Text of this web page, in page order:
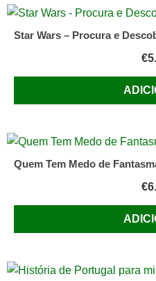
filme
Star Wars – Procura e
€
Quem Tem Medo de
€